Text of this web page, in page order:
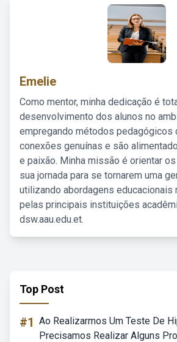
Emelie
Como mentor, minha dedicação é
desenvolvimento dos alunos no
empregando métodos pedagógicos
conexões genuínas e são
e paixão. Minha missão é orientar
sua jornada para se tornarem uma
utilizando abordagens educacionais
pelas principais instituições
dsw.aau.edu.et.
Top Post
#1 Ao Realizarmos Um Teste De
Precisamos Realizar Alguns